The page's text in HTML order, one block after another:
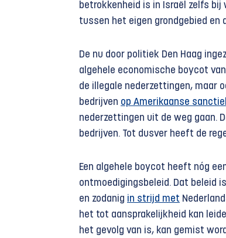
betrokkenheid is in Israël zelfs
tussen het eigen grondgebied en
De nu door politiek Den Haag
algehele economische boycot
de illegale nederzettingen, maar
bedrijven op Amerikaanse
nederzettingen uit de weg gaan.
bedrijven. Tot dusver heeft de
Een algehele boycot heeft nóg
ontmoedigingsbeleid. Dat beleid
en zodanig in strijd met
het tot aansprakelijkheid kan
het gevolg van is, kan gemist